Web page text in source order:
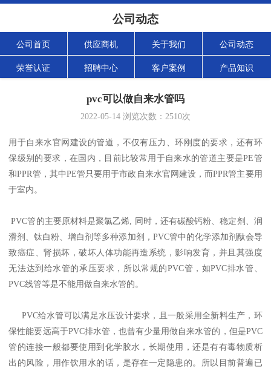
公司动态
公司首页 供应商机 关于我们 公司动态
荣誉认证 招聘中心 客户案例 产品知识
pvc可以做自来水管吗
2022-05-14 浏览次数： 2510次
用于自来水官网建设的管道，不仅有压力、环刚度的要求，还有环
保级别的要求，在国内，目前比较常用于自来水的管道主要是PE管
和PPR管，其中PE管只要用于市政自来水官网建设，而PPR管主要用
于室内。
PVC管的主要原材料是聚氯乙烯, 同时，还有碳酸钙粉、稳定剂、润
滑剂、钛白粉、增白剂等多种添加剂，PVC管中的化学添加剂酞会导
致癌症、肾损坏，破坏人体功能再造系统，影响发育，并且其强度
无法达到给水管的承压要求，所以常规的PVC管，如PVC排水管、
PVC线管等是不能用做自来水管的。
PVC给水管可以满足水压设计要求，且一般采用全新料生产，环
保性能要远高于PVC排水管，也曾有少量用做自来水管的，但是PVC
管的连接一般都要使用到化学胶水，长期使用，还是有有毒物质析
出的风险，用作饮用水的话，是存在一定隐患的。所以目前普遍已